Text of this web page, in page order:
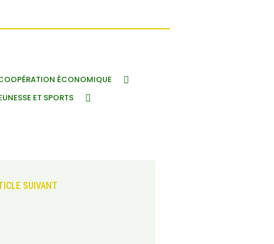
ÉCONOMIQUE
ET SPORTS
SUIVANT